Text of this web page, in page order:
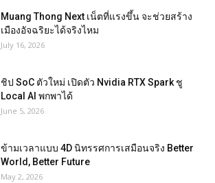
Muang Thong Next เน็ตที่แรงขึ้น จะช่วยสร้าง
เมืองอัจฉริยะได้จริงไหม
July 16, 2026
ชิป SoC ตัวใหม่ เปิดตัว Nvidia RTX Spark ชู
Local AI พกพาได้
June 5, 2026
ข้ามเวลาแบบ 4D นิทรรศการเสมือนจริง Better
World, Better Future
May 2, 2026